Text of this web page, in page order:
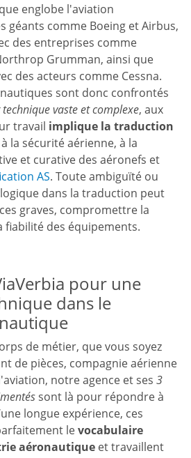
englobe l'aviation
géants comme Boeing et Airbus,
des entreprises comme
Grumman, ainsi que
des acteurs comme Cessna.
sont donc confrontés
technique vaste et complexe, aux
travail implique la traduction
la sécurité aérienne, à la
et curative des aéronefs et
AS. Toute ambiguïté ou
dans la traduction peut
graves, compromettre la
fiabilité des équipements.
pour une
dans le
de métier, que vous soyez
de pièces, compagnie aérienne
notre agence et ses 3
sont là pour répondre à
longue expérience, ces
levocabulaire
aéronautique et travaillent